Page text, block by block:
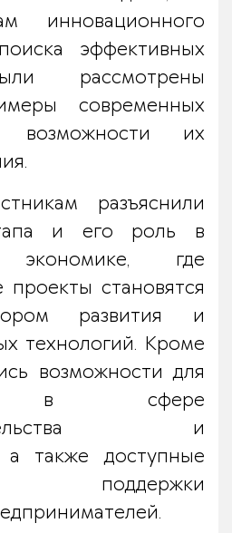
инновационного
эффективных
рассмотрены
современных
возможности их
разъяснили
и его роль в
экономике, где
становятся
развития и
технологий. Кроме
возможности для
в сфере
и
а также доступные
поддержки